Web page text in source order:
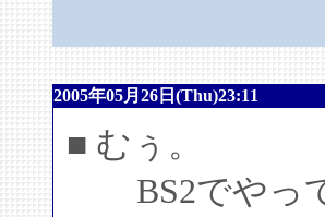
2005年05月26日(Thu)23:11
■ むぅ。
BS2でやっ